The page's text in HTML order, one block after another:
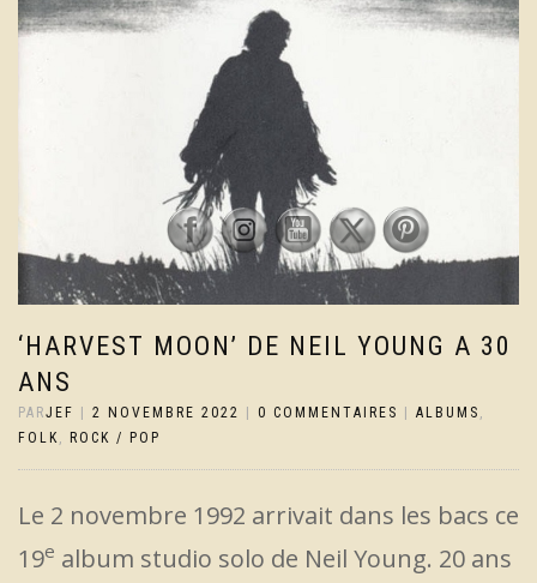
‘HARVEST MOON’ DE NEIL YOUNG A 30
ANS
PARJEF | 2 NOVEMBRE 2022 | 0 COMMENTAIRES | ALBUMS
FOLK
ROCK / POP
Le 2 novembre 1992 arrivait dans les bacs ce
19e album studio solo de Neil Young. 20 ans